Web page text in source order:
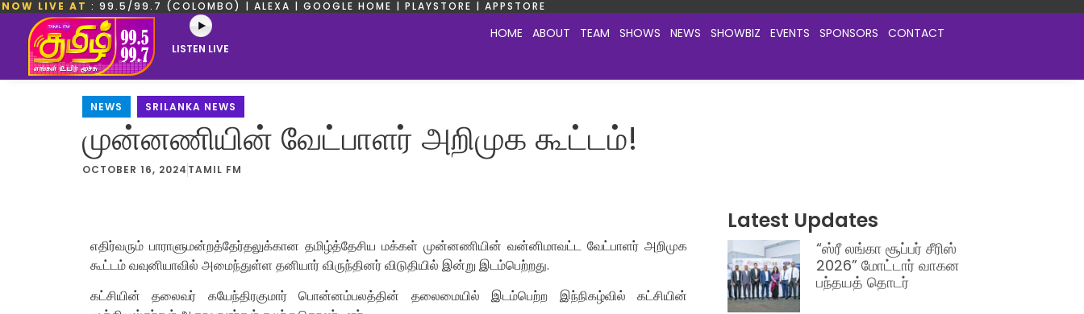
NOW LIVE AT : 99.5/99.7 (COLOMBO) | ALEXA | GOOGLE HOME | PLAYSTORE | APPSTORE
LISTEN LIVE
HOME ABOUT TEAM SHOWS NEWS SHOWBIZ EVENTS SPONSORS CONTACT
NEWS SRILANKA NEWS
முன்னணியின் வேட்பாளர் அறிமுக கூட்டம்!
OCTOBER 16, 2024 TAMIL FM
எதிர்வரும் பாராளுமன்றத்தேர்தலுக்கான தமிழ்த்தேசிய மக்கள் முன்னணியின் வன்னிமாவட்ட வேட்பாளர் அறிமுக
கூட்டம் வவுனியாவில் அமைந்துள்ள தனியார் விருந்தினர் விடுதியில் இன்று இடம்பெற்றது.
கட்சியின் தலைவர் கயேந்திரகுமார் பொன்னம்பலத்தின் தலைமையில் இடம்பெற்ற இந்நிகழ்வில் கட்சியின்
Latest Updates
“ஸ்ரீ லங்கா சூப்பர் சீரிஸ்
2026” மோட்டார் வாகன
பந்தயத் தொடர்